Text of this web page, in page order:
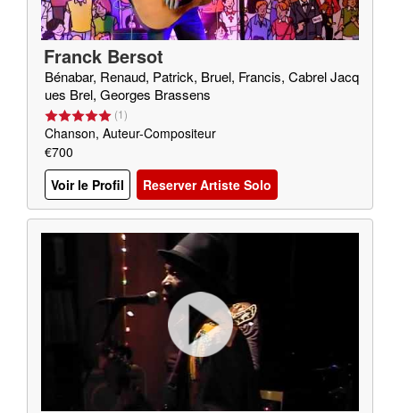
Franck Bersot
Bénabar, Renaud, Patrick, Bruel, Francis, Cabrel Jacq
ues Brel, Georges Brassens
(1)
Chanson, Auteur-Compositeur
€700
Voir le Profil
Reserver Artiste Solo